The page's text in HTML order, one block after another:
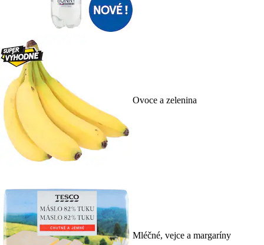
Ovoce a zelenina
Mléčné, vejce a margaríny